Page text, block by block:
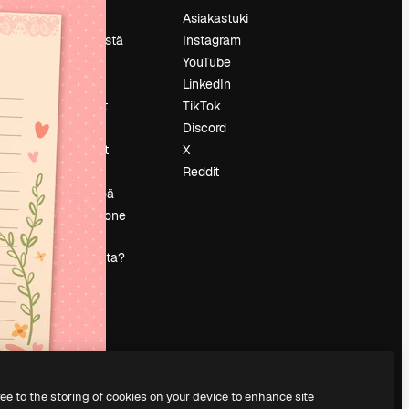
Hinnoittelu
Tietoja meistä
Reviews
Urat
Hakutrendit
Blogi
Tapahtumat
Slidesgo
Myy sisältöä
Lehdistöhuone
Etsitkö
magnific.ai:ta?
Asiakastuki
Instagram
YouTube
LinkedIn
TikTok
Discord
X
Reddit
to the storing of cookies on your device to enhance site